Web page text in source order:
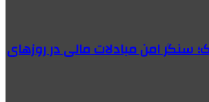
سنگر امن مبادلات مالی در روزهای